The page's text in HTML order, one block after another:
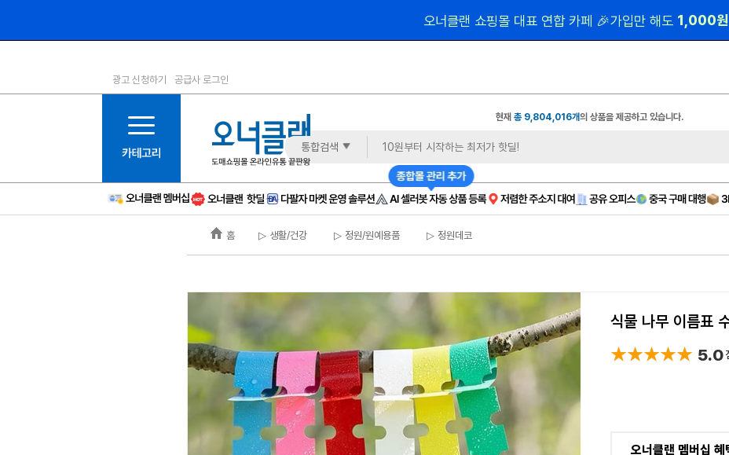
1등급
6등급
11등급
12등급
15등급
16등급
오너클랜 쇼핑몰 대표 연합 카페 🎉가입만 해도 1,000원
광고 신청하기 공급사 로그인
현재총 9,804,016개의 상품을 제공하고 있습니다.
통합검색
홈 ▷ 생활/건강 ▷ 정원/원예용품 ▷ 정원데코
식물 나무 이름표
★★★★★
★★★★★ 5.0
오너클랜 멤버십 혜